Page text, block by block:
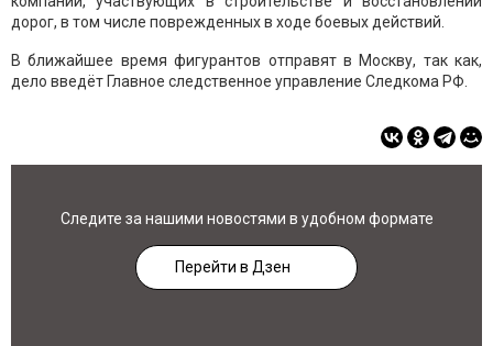
дорог, в том числе поврежденных в ходе боевых действий.
В ближайшее время фигурантов отправят в Москву, так как,
дело введёт Главное следственное управление Следкома РФ.
Следите за нашими новостями в удобном формате
Перейти в Дзен